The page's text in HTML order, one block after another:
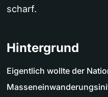
scharf.
Hintergrund
Eigentlich wollte der